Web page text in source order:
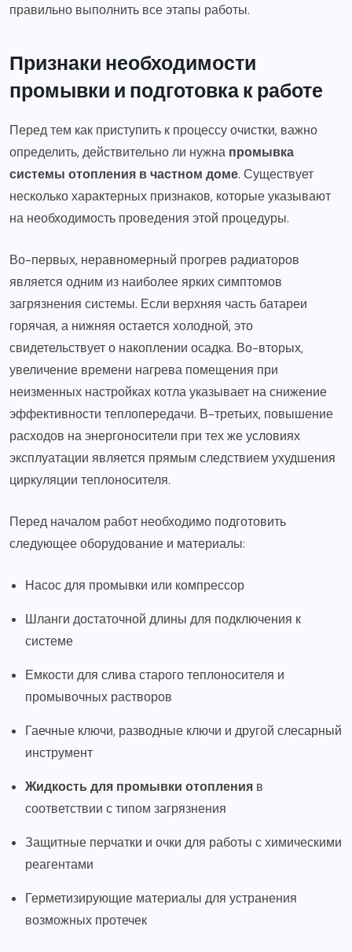
правильно выполнить все этапы работы.
Признаки необходимости
промывки и подготовка к работе
Перед тем как приступить к процессу очистки, важно
определить, действительно ли нужна промывка
системы отопления в частном доме. Существует
несколько характерных признаков, которые указывают
на необходимость проведения этой процедуры.
Во-первых, неравномерный прогрев радиаторов
является одним из наиболее ярких симптомов
загрязнения системы. Если верхняя часть батареи
горячая, а нижняя остается холодной, это
свидетельствует о накоплении осадка. Во-вторых,
увеличение времени нагрева помещения при
неизменных настройках котла указывает на снижение
эффективности теплопередачи. В-третьих, повышение
расходов на энергоносители при тех же условиях
эксплуатации является прямым следствием ухудшения
циркуляции теплоносителя.
Перед началом работ необходимо подготовить
следующее оборудование и материалы:
Насос для промывки или компрессор
Шланги достаточной длины для подключения к
системе
Емкости для слива старого теплоносителя и
промывочных растворов
Гаечные ключи, разводные ключи и другой слесарный
инструмент
Жидкость для промывки отопления в
соответствии с типом загрязнения
Защитные перчатки и очки для работы с химическими
реагентами
Герметизирующие материалы для устранения
возможных протечек